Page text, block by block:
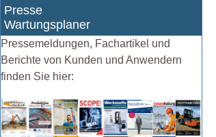
Presse
Wartungsplaner
Pressemeldungen, Fachartikel und
Berichte von Kunden und Anwendern
finden Sie hier: